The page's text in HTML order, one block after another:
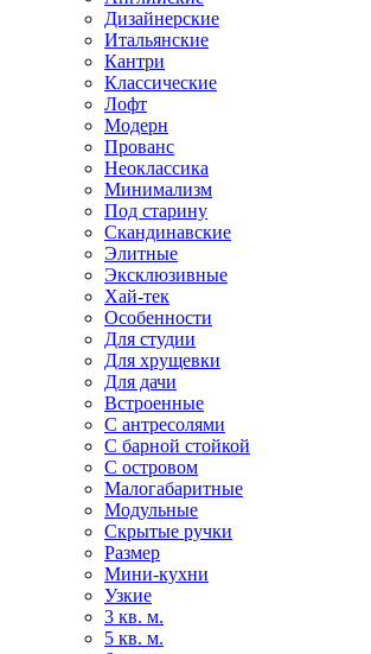
Дизайнерские
Итальянские
Кантри
Классические
Лофт
Модерн
Прованс
Неоклассика
Минимализм
Под старину
Скандинавские
Элитные
Эксклюзивные
Хай-тек
Особенности
Для студии
Для хрущевки
Для дачи
Встроенные
С антресолями
С барной стойкой
С островом
Малогабаритные
Модульные
Скрытые ручки
Размер
Мини-кухни
Узкие
3 кв. м.
5 кв. м.